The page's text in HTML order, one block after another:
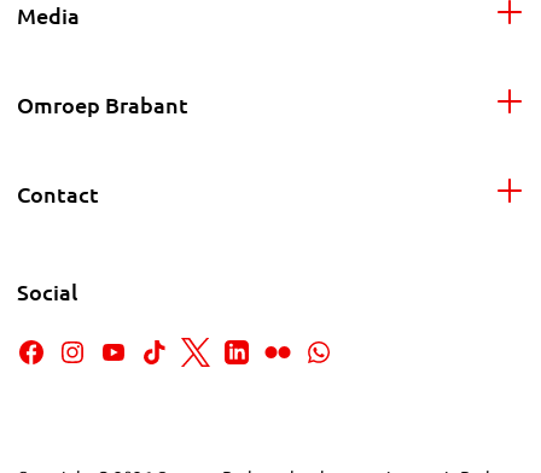
Media
Omroep Brabant
Contact
Social